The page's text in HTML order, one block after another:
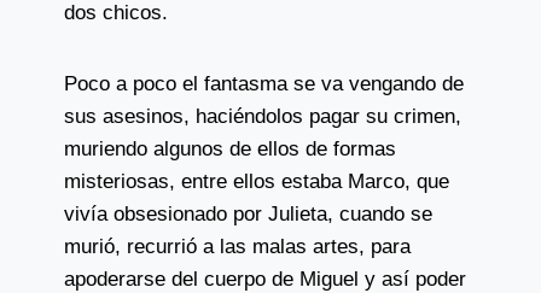
dos chicos.
Poco a poco el fantasma se va vengando de
sus asesinos, haciéndolos pagar su crimen,
muriendo algunos de ellos de formas
misteriosas, entre ellos estaba Marco, que
vivía obsesionado por Julieta, cuando se
murió, recurrió a las malas artes, para
apoderarse del cuerpo de Miguel y así poder